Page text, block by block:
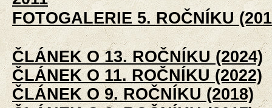
FOTOGALERIE 5. ROČNÍKU
ČLÁNEK O 13. ROČNÍKU (2024)
ČLÁNEK O 11. ROČNÍKU (2022)
ČLÁNEK O 9. ROČNÍKU (2018)